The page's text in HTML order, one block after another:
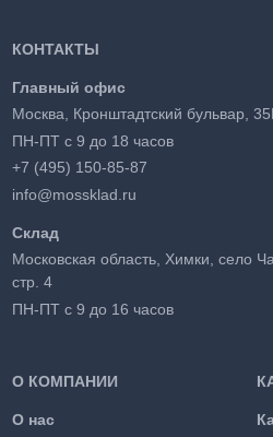
О КОМПАНИИ
О нас
КОНТАКТЫ
Главный офис
Москва, Кронштадтский бульвар,
ПН-ПТ с 9 до 18 часов
+7 (495) 150-85-87
info@mossklad.ru
Склад
Московская область, Химки, село
стр. 4
ПН-ПТ с 9 до 16 часов